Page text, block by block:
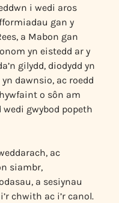
i wedi aros
gan y
a Mabon gan
yn eistedd ar y
gilydd, diodydd yn
dawnsio, ac roedd
o sôn am
gwybod popeth
ac
siambr,
a sesiynau
chwith ac i’r canol.